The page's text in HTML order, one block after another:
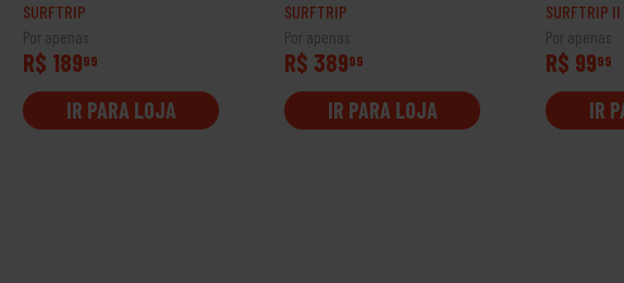
SURFTRIP
Por apenas
R$ 18999
IR PARA LOJA
SURFTRIP
Por apenas
R$ 38999
IR PARA LOJA
SURFTRIP II
Por apenas
R$ 9999
IR